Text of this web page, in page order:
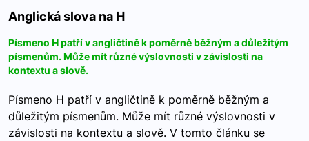
Anglická slova na H
Písmeno H patří v angličtině k poměrně běžným a důležitým
písmenům. Může mít různé výslovnosti v závislosti na
kontextu a slově.
Písmeno H patří v angličtině k poměrně běžným a
důležitým písmenům. Může mít různé výslovnosti v
závislosti na kontextu a slově. V tomto článku se